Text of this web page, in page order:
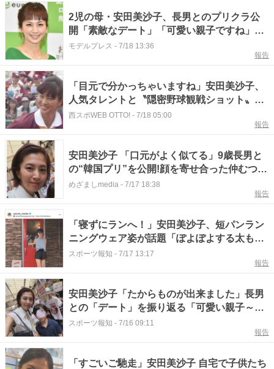
2児の母・安田美沙子、長男とのプリクラ公
開「素敵なデート」「可愛い親子ですね」の
声
モデルプレス - 7/18 13:36
報告
「目元で分かっちゃいますね」安田美沙子、
人気タレントと〝隠密野球観戦ショット〟に
「ユニ渋い」「めっちゃ近い…」の声
西スポWEB OTTO! - 7/18 05:00
報告
安田美沙子 「口元がよく似てる」9歳長男と
の“韓国プリ”を公開!顔を寄せ合った仲むつま
じい原宿デートショットに「大きくなった
めざましmedia - 7/17 18:38
報告
「寝ずにランへ！」安田美沙子、短パンラン
ニングウェア姿が話題「ぽよぽよする太も
も。涙」
スポーツ報知 - 7/17 13:17
報告
安田美沙子「たからものが出来ました」長男
との「デート」を振り返る「可愛い親子～」
「ママとデートうれしそう」
スポーツ報知 - 7/16 09:11
報告
「すごいご馳走」安田美沙子 自宅で子供たち